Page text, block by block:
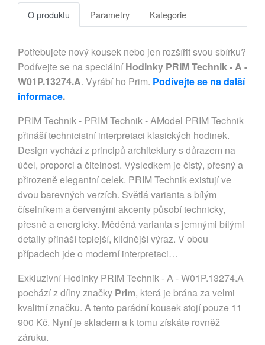
O produktu Parametry Kategorie
Potřebujete nový kousek nebo jen rozšířit svou sbírku?
Podívejte se na speciálníHodinky PRIM Technik - A -
W01P.13274.A. Vyrábí ho Prim. Podívejte se na další
informace.
PRIM Technik - PRIM Technik - AModel PRIM Technik
přináší technicistní interpretaci klasických hodinek.
Design vychází z principů architektury s důrazem na
účel, proporci a čitelnost. Výsledkem je čistý, přesný a
přirozeně elegantní celek. PRIM Technik existují ve
dvou barevných verzích. Světlá varianta s bílým
číselníkem a červenými akcenty působí technicky,
přesně a energicky. Měděná varianta s jemnými bílými
detaily přináší teplejší, klidnější výraz. V obou
případech jde o moderní interpretaci…
Exkluzivní Hodinky PRIM Technik - A - W01P.13274.A
pochází z dílny značky Prim, která je brána za velmi
kvalitní značku. A tento parádní kousek stojí pouze 11
900 Kč. Nyní je skladem a k tomu získáte rovněž
záruku.